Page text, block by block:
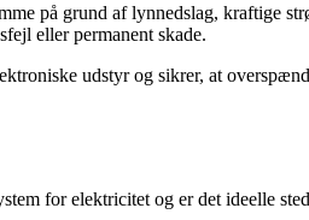
på grund af lynnedslag, kraftige
eller permanent skade.
udstyr og sikrer, at
for elektricitet og er det ideelle